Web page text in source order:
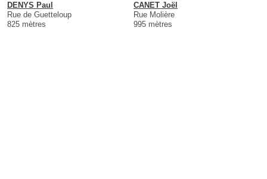
DENYS Paul
Rue de Guetteloup
825 mètres
CANET Joël
Rue Molière
995 mètres